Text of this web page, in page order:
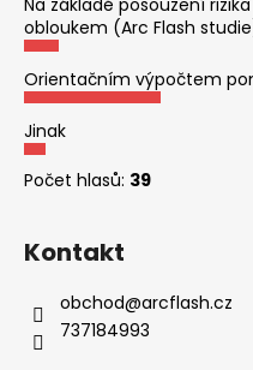
obloukem (Arc Flash
Orientačním výpočtem
Jinak
Počet hlasů: 39
Kontakt
obchod@arcflash.cz
737184993